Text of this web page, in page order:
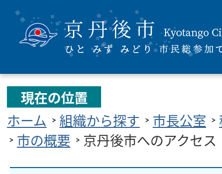
現在の位置
ホーム
組織から探す 市長公室
市の概要
京丹後市へのアクセス